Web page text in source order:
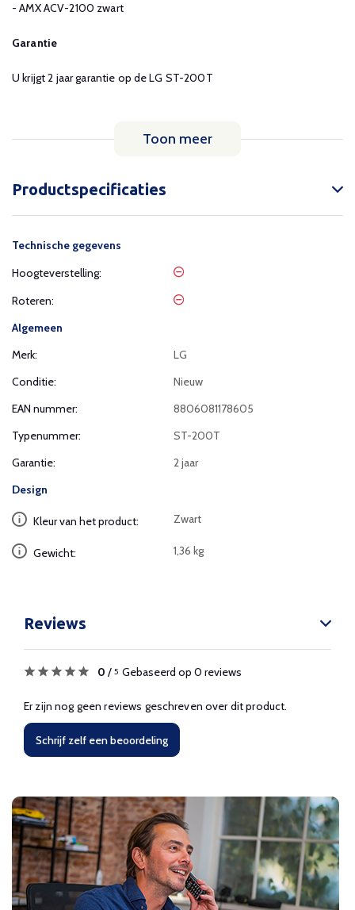
- AMX ACV-2100 zwart
Garantie
U krijgt 2 jaar garantie op de LG ST-200T
Toon meer
Productspecificaties
Technische gegevens
Hoogteverstelling:
Roteren:
Algemeen
Merk:
LG
Conditie:
Nieuw
EAN nummer:
8806081178605
Typenummer:
ST-200T
Garantie:
2 jaar
Design
Kleur van het product: Zwart
Gewicht: 1,36 kg
Reviews
0 / 5 Gebaseerd op 0 reviews
Er zijn nog geen reviews geschreven over dit product.
Schrijf zelf een beoordeling